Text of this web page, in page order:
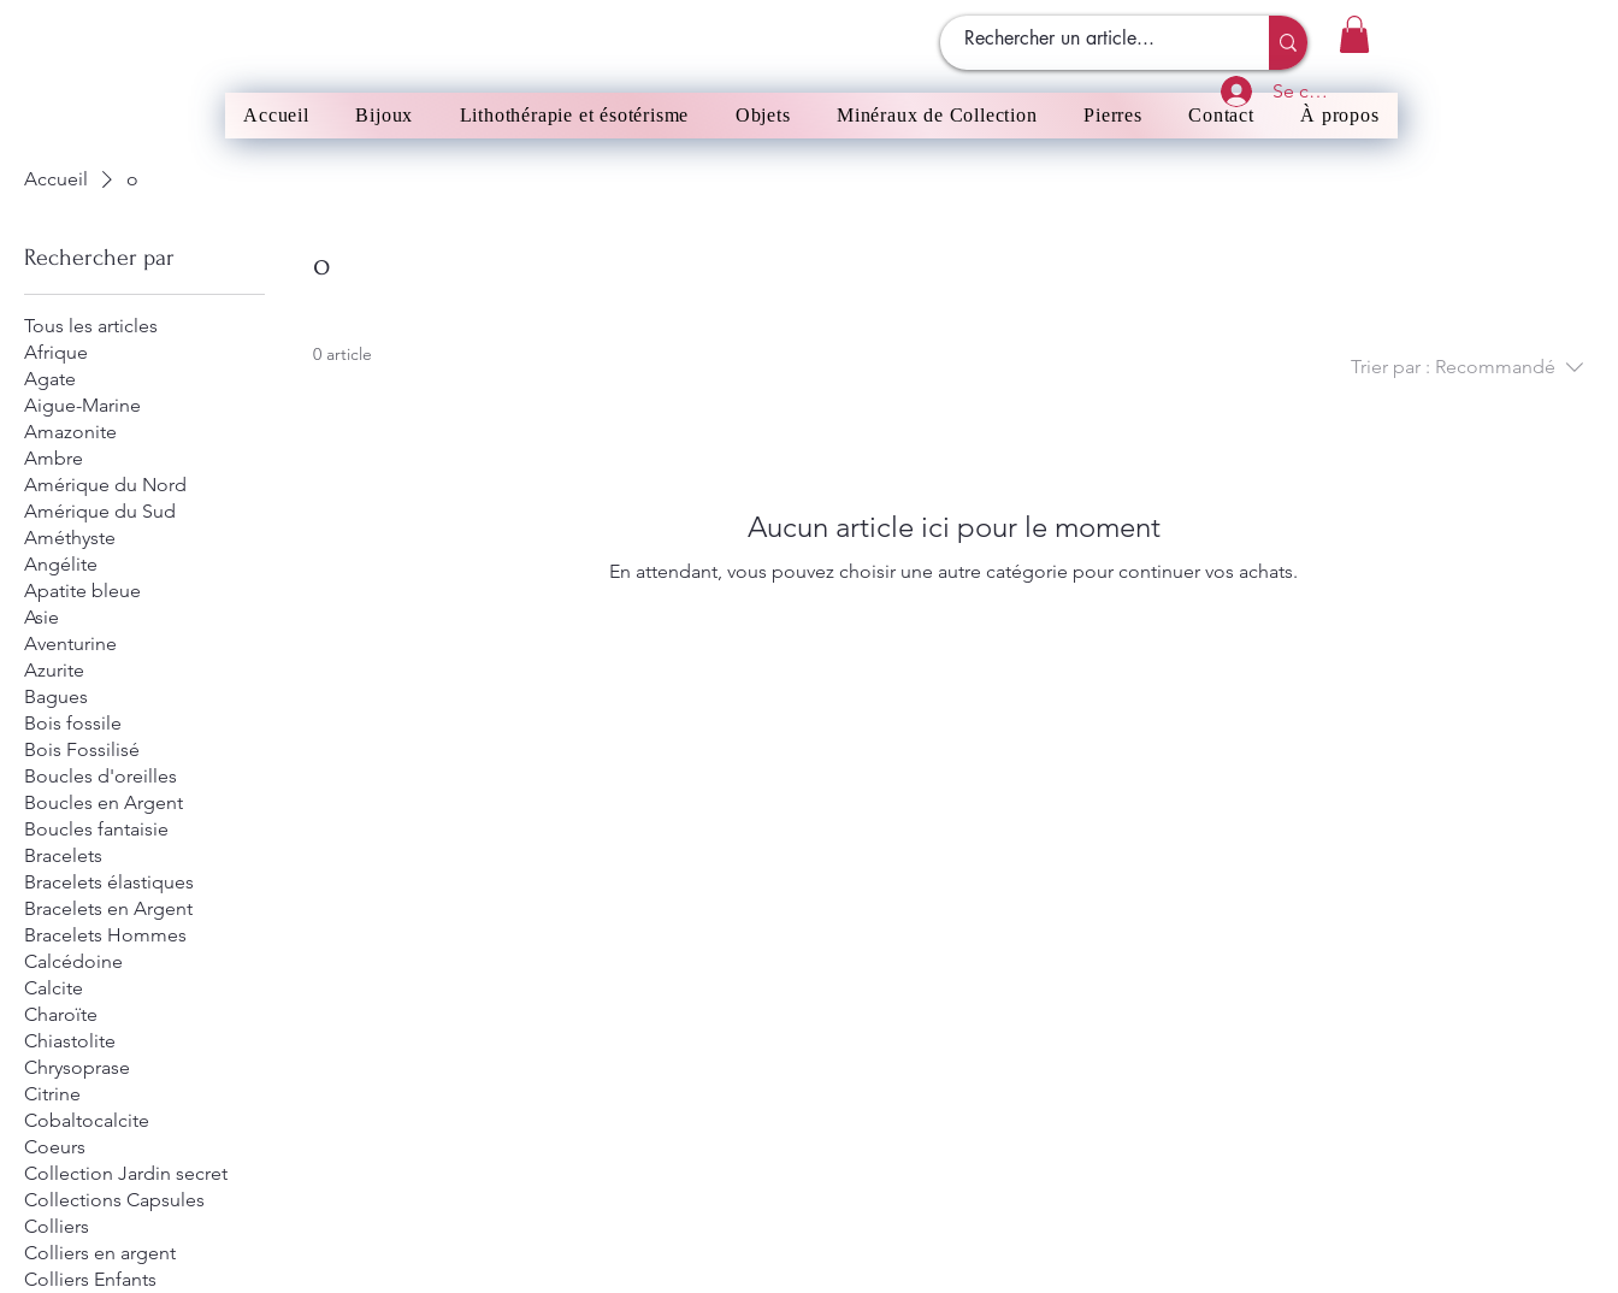
Accueil Bijoux Lithothérapie et ésotérisme Objets Minéraux de Collection Pierres Contact À propos
Se connecter
Accueil o
Rechercher par
Tous les articles
Afrique
Agate
Aigue-Marine
Amazonite
Ambre
Amérique du Nord
Amérique du Sud
Améthyste
Angélite
Apatite bleue
Asie
Aventurine
Azurite
Bagues
Bois fossile
Bois Fossilisé
Boucles d'oreilles
Boucles en Argent
Boucles fantaisie
Bracelets
Bracelets élastiques
Bracelets en Argent
Bracelets Hommes
Calcédoine
Calcite
Charoïte
Chiastolite
Chrysoprase
Citrine
Cobaltocalcite
Coeurs
Collection Jardin secret
Collections Capsules
Colliers
Colliers en argent
Colliers Enfants
o
0 article
Trier par : Recommandé
Aucun article ici pour le moment
En attendant, vous pouvez choisir une autre catégorie pour continuer vos achats.